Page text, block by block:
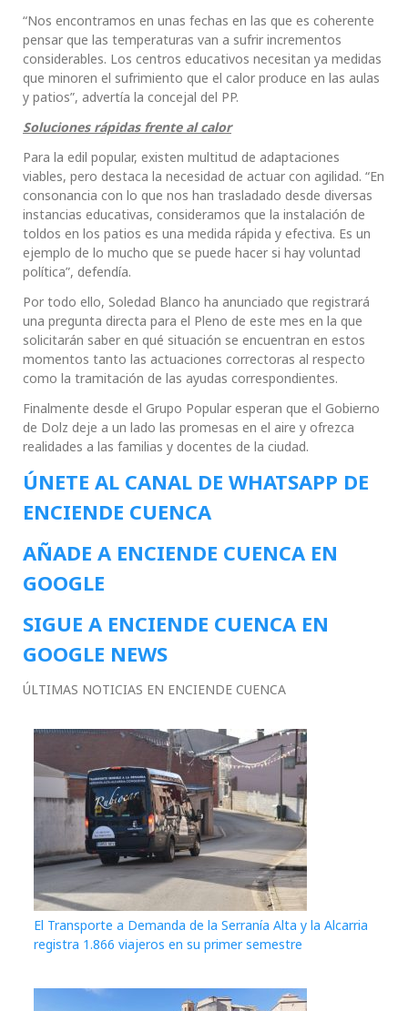
“Nos encontramos en unas fechas en las que es coherente
pensar que las temperaturas van a sufrir incrementos
considerables. Los centros educativos necesitan ya medidas
que minoren el sufrimiento que el calor produce en las aulas
y patios”, advertía la concejal del PP.
Soluciones rápidas frente al calor
Para la edil popular, existen multitud de adaptaciones
viables, pero destaca la necesidad de actuar con agilidad. “En
consonancia con lo que nos han trasladado desde diversas
instancias educativas, consideramos que la instalación de
toldos en los patios es una medida rápida y efectiva. Es un
ejemplo de lo mucho que se puede hacer si hay voluntad
política”, defendía.
Por todo ello, Soledad Blanco ha anunciado que registrará
una pregunta directa para el Pleno de este mes en la que
solicitarán saber en qué situación se encuentran en estos
momentos tanto las actuaciones correctoras al respecto
como la tramitación de las ayudas correspondientes.
Finalmente desde el Grupo Popular esperan que el Gobierno
de Dolz deje a un lado las promesas en el aire y ofrezca
realidades a las familias y docentes de la ciudad.
ÚNETE AL CANAL DE WHATSAPP DE
ENCIENDE CUENCA
AÑADE A ENCIENDE CUENCA EN
GOOGLE
SIGUE A ENCIENDE CUENCA EN
GOOGLE NEWS
ÚLTIMAS NOTICIAS EN ENCIENDE CUENCA
El Transporte a Demanda de la Serranía Alta y la Alcarria
registra 1.866 viajeros en su primer semestre